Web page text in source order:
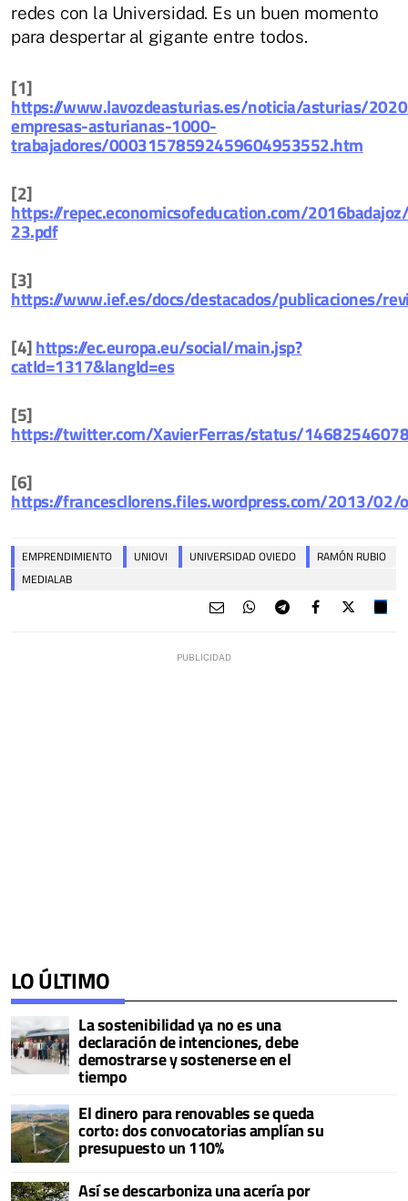
redes con la Universidad. Es un buen momento
para despertar al gigante entre todos.
[1]
https://www.lavozdeasturias.es/noticia/asturias/
empresas-asturianas-1000-
trabajadores/00031578592459604953552.htm
[2]
https://repec.economicsofeducation.com/
23.pdf
[3]
https://www.ief.es/docs/destacados/publicaciones/
[4]https://ec.europa.eu/social/main.jsp?
catId=1317&langId=es
[5]
https://twitter.com/XavierFerras/status/
[6]
https://francescllorens.files.wordpress.com/2013/02/
EMPRENDIMIENTO UNIOVI UNIVERSIDAD OVIEDO
RAMÓN RUBIO
MEDIALAB
LO ÚLTIMO
La sostenibilidad ya no es una
declaración de intenciones, debe
demostrarse y sostenerse en el
tiempo
El dinero para renovables se queda
corto: dos convocatorias amplían su
presupuesto un 110%
Así se descarboniza una acería por